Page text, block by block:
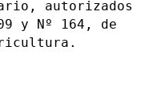
autorizados
y Nº 164, de